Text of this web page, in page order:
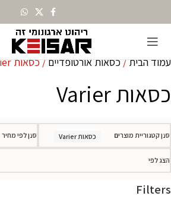
עמוד הבית כסאות אורטופדיים כסאות Varier
כסאות Varier
סנן קטגוריית מוצרים כסאות Varier סנן לפי מחיר
הצג לפי
Filters